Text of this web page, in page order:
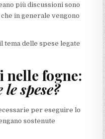
più discussioni sono
in generale vengono
tema delle spese legate
nelle fogne:
spese?
per eseguire lo
sostenute